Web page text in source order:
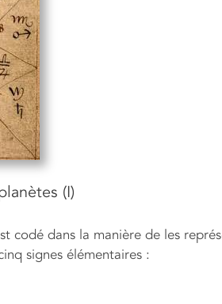
(I)
codé dans la manière de les
signes élémentaires :